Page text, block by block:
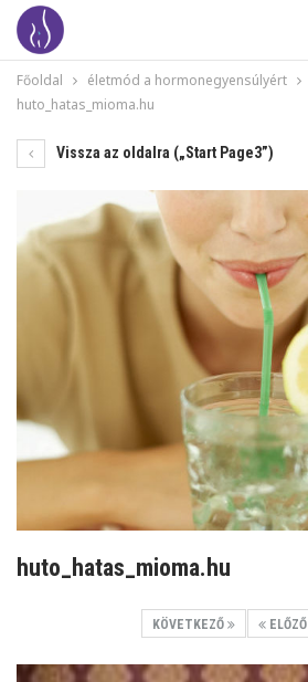
Főoldal életmód a hormonegyensúlyért
huto_hatas_mioma.hu
Vissza az oldalra („Start Page3”)
huto_hatas_mioma.hu
KÖVETKEZŐ ELŐZŐ